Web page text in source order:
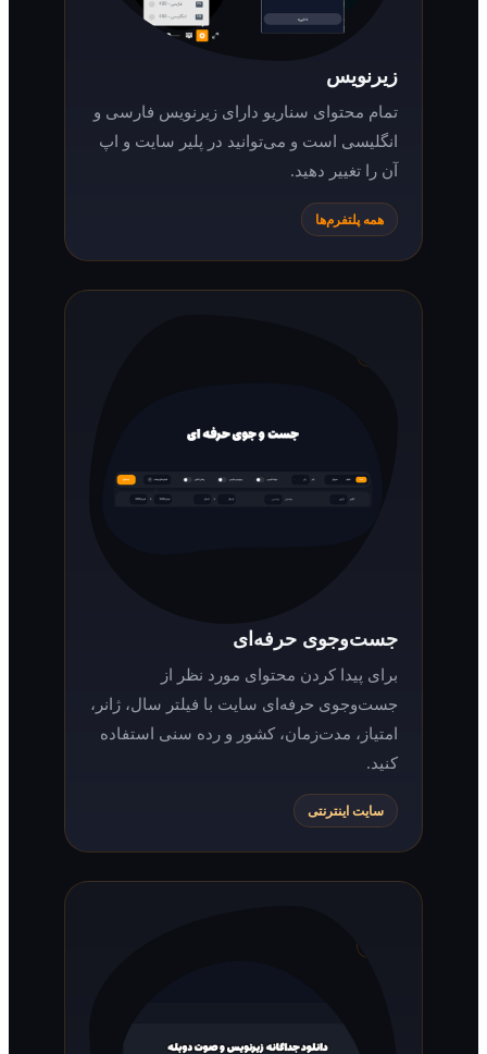
تمام محتوای سناریو دارای زیرنویس فارسی و
انگلیسی است و می‌توانید در پلیر سایت و اپ
آن را تغییر دهید.
همه پلتفرم‌ها
جست‌وجوی حرفه‌ای
برای پیدا کردن محتوای مورد نظر از
جست‌وجوی حرفه‌ای سایت با فیلتر سال، ژانر،
امتیاز، مدت‌زمان، کشور و رده سنی استفاده
سایت اینترنتی